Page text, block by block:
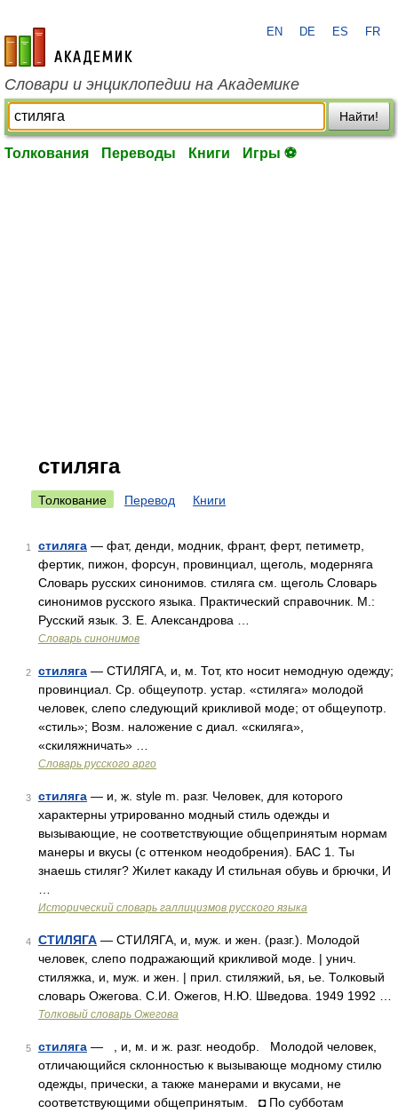
academic.ru
EN DE ES FR
Словари и энциклопедии на Академике
Найти!
Толкования Переводы Книги Игры ⚽
стиляга
Толкование Перевод Книги
1 стиляга — фат, денди, модник, франт, ферт, петиметр,
фертик, пижон, форсун, провинциал, щеголь, модерняга
Словарь русских синонимов. стиляга см. щеголь Словарь
синонимов русского языка. Практический справочник. М.:
Русский язык. З. Е. Александрова …
Словарь синонимов
2 стиляга — СТИЛЯГА, и, м. Тот, кто носит немодную одежду;
провинциал. Ср. общеупотр. устар. «стиляга» молодой
человек, слепо следующий крикливой моде; от общеупотр.
«стиль»; Возм. наложение с диал. «скиляга»,
«скиляжничать» …
Словарь русского арго
3 стиляга — и, ж. style m. разг. Человек, для которого
характерны утрированно модный стиль одежды и
вызывающие, не соответствующие общепринятым нормам
манеры и вкусы (с оттенком неодобрения). БАС 1. Ты
знаешь стиляг? Жилет какаду И стильная обувь и брючки, И
Исторический словарь галлицизмов русского языка
4 СТИЛЯГА — СТИЛЯГА, и, муж. и жен. (разг.). Молодой
человек, слепо подражающий крикливой моде. | унич.
стиляжка, и, муж. и жен. | прил. стиляжий, ья, ье. Толковый
словарь Ожегова. С.И. Ожегов, Н.Ю. Шведова. 1949 1992 …
Толковый словарь Ожегова
5 стиляга — , и, м. и ж. разг. неодобр. Молодой человек,
отличающийся склонностью к вызывающе модному стилю
одежды, прически, а также манерами и вкусами, не
соответствующими общепринятым. ◘ По субботам